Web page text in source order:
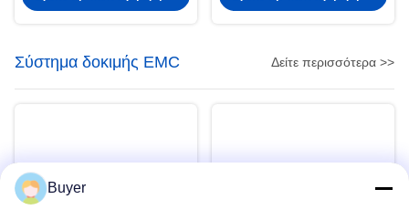
Σύστημα δοκιμής EMC Δείτε περισσότερα >>
Buyer